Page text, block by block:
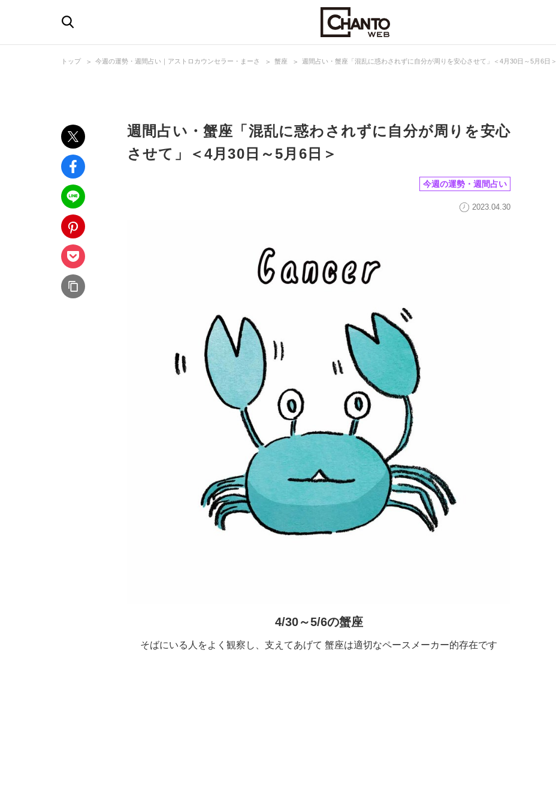
トップ 今週の運勢・週間占い｜アストロカウンセラー・まーさ 蟹座 週間占い・蟹座「混乱に惑わされずに自分が周りを安心させて」＜4月30日～5月6日＞
週間占い・蟹座「混乱に惑わされずに自分が周りを安心
させて」＜4月30日～5月6日＞
今週の運勢・週間占い
2023.04.30
4/30～5/6の蟹座
そばにいる人をよく観察し、支えてあげて 蟹座は適切なペースメーカー的存在です